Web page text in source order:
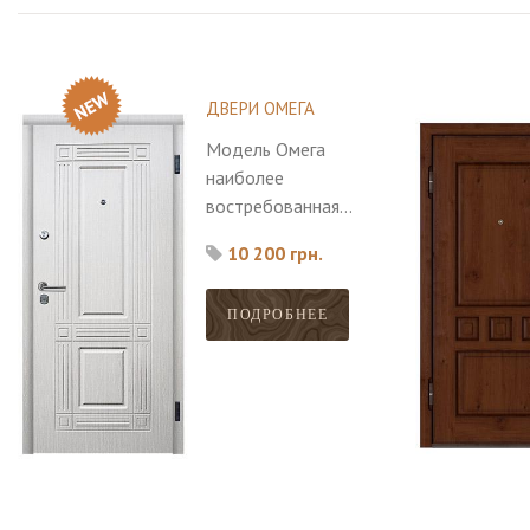
ДВЕРИ ОМЕГА
Модель Омега
наиболее
востребованная
большой выбор
моделей.
10 200 грн.
ПОДРОБНЕЕ